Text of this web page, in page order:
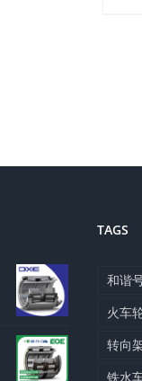
TAGS
和谐
火车
转向
铁水